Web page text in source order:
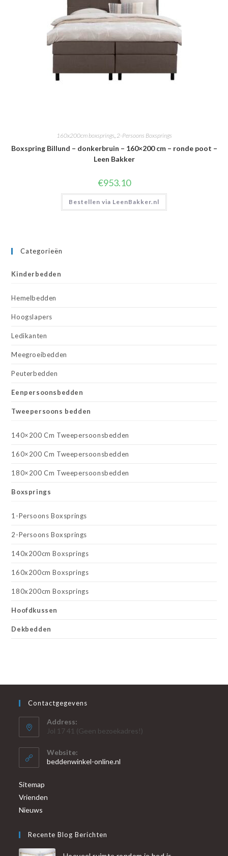
160x200cm boxsprings,2-Persoons Boxsprings
Boxspring Billund – donkerbruin – 160×200 cm – ronde poot –
Leen Bakker
€953.10
Bestellen via LeenBakker.nl
Categorieën
Kinderbedden
Hemelbedden
Hoogslapers
Ledikanten
Meegroeibedden
Peuterbedden
Eenpersoonsbedden
Tweepersoons bedden
140×200 Cm Tweepersoonsbedden
160×200 Cm Tweepersoonsbedden
180×200 Cm Tweepersoonsbedden
Boxsprings
1-Persoons Boxsprings
2-Persoons Boxsprings
140x200cm Boxsprings
160x200cm Boxsprings
180x200cm Boxsprings
Hoofdkussen
Dekbedden
Contactgegevens
Address:
Jol 17 41 (Geen bezoekadres!)
Website:
beddenwinkel-online.nl
Sitemap
Vrienden
Nieuws
Recente Blog Berichten